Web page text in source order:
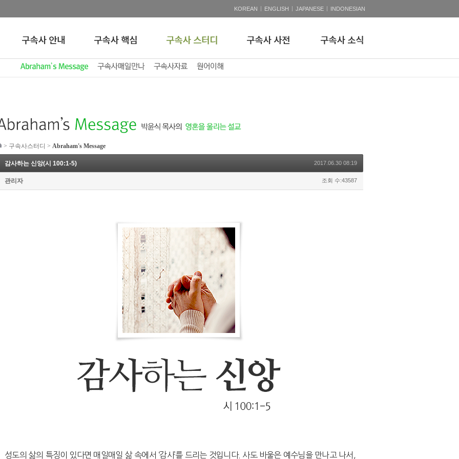
KOREAN | ENGLISH | JAPANESE | INDONESIAN
> 구속사스터디 > Abraham's Message
감사하는 신앙(시 100:1-5) 2017.06.30 08:19
관리자 조회 수:43587
성도의 삶의 특징이 있다면 매일매일 삶 속에서 ‘감사’를 드리는 것입니다. 사도 바울은 예수님을 만나고 나서,